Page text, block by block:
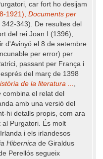
car fort ho desijam
1921), Documents per
343). De resultes del
del rei Joan I (1396),
d'Avinyó el 8 de setembre
per error) per
passant per França i
del març de 1398
de la literatura ... ,
combina el relat del
amb una versió del
hi detalls propis, com ara
al Purgatori. És molt
i els irlandesos
Hibernica de Giraldus
Perellós segueix